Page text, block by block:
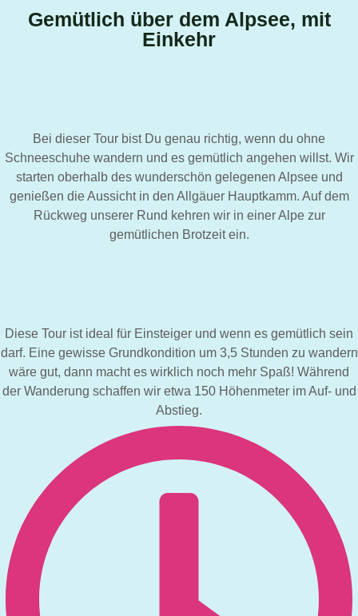
Gemütlich über dem Alpsee, mit
Einkehr
Bei dieser Tour bist Du genau richtig, wenn du ohne
Schneeschuhe wandern und es gemütlich angehen willst. Wir
starten oberhalb des wunderschön gelegenen Alpsee und
genießen die Aussicht in den Allgäuer Hauptkamm. Auf dem
Rückweg unserer Rund kehren wir in einer Alpe zur
gemütlichen Brotzeit ein.
Diese Tour ist ideal für Einsteiger und wenn es gemütlich sein
darf. Eine gewisse Grundkondition um 3,5 Stunden zu wandern
wäre gut, dann macht es wirklich noch mehr Spaß! Während
der Wanderung schaffen wir etwa 150 Höhenmeter im Auf- und
Abstieg.